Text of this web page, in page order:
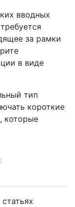
вводных
за рамки
в виде
тип
короткие
которые